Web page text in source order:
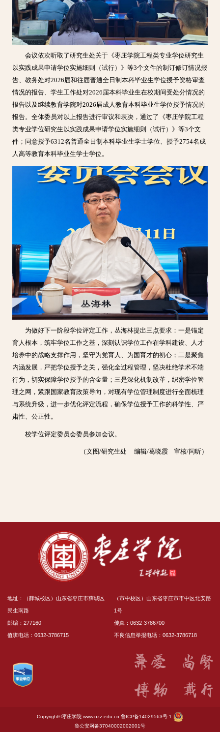
会议依次听取了研究生处关于《枣庄学院工程类专业学位研究生
以实践成果申请学位实施细则（试行）》等3个文件的制订修订情况报
告、教务处对2026届和往届普通全日制本科毕业生学位授予资格审查
情况的报告、学生工作处对2026届本科毕业生在校期间受处分情况的
报告以及继续教育学院对2026届成人教育本科毕业生学位授予情况的
报告。全体委员对以上报告进行审议和表决，通过了《枣庄学院工程
类专业学位研究生以实践成果申请学位实施细则（试行）》等3个文
件；同意授予6312名普通全日制本科毕业生学士学位、授予2754名成
人高等教育本科毕业生学士学位。
为做好下一阶段学位评定工作，丛海林提出三点要求：一是锚定
育人根本，筑牢学位工作之基，深刻认识学位工作在学科建设、人才
培养中的战略支撑作用，坚守为党育人、为国育才的初心；二是聚焦
内涵发展，严把学位授予之关，强化全过程管理，坚决杜绝学术不端
行为，切实保障学位授予的含金量；三是深化机制改革，织密学位管
理之网，紧跟国家教育政策导向，对现有学位管理制度进行全面梳理
与系统升级，进一步优化评定流程，确保学位授予工作的科学性、严
肃性、公正性。
校学位评定委员会委员参加会议。
（文图/研究生处 编辑/葛晓霞 审核/闫昕）
地址：（薛城校区）山东省枣庄市薛城区
民生南路
邮编：277160
值班电话：0632-3786715
（市中校区）山东省枣庄市市中区北安路
1号
传真：0632-3786700
不良信息举报电话：0632-3786718
Copyright©枣庄学院 www.uzz.edu.cn 鲁ICP备14029563号-1
鲁公安网备37040002002001号